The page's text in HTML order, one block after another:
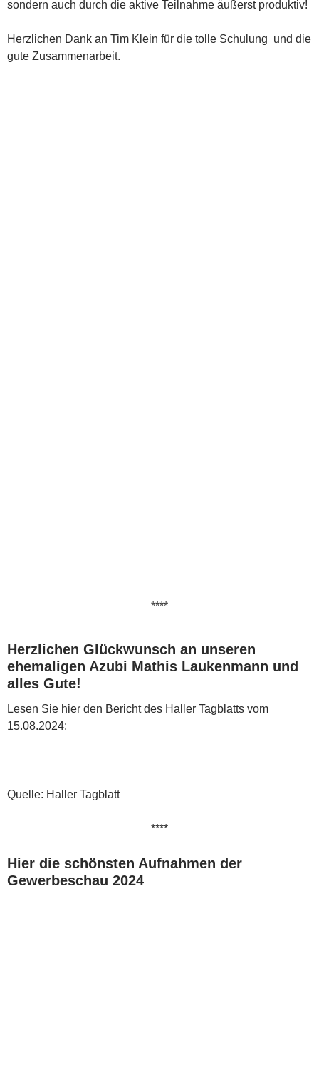
sondern auch durch die aktive Teilnahme äußerst produktiv!
Herzlichen Dank an Tim Klein für die tolle Schulung und die
gute Zusammenarbeit.
****
Herzlichen Glückwunsch an unseren
ehemaligen Azubi Mathis Laukenmann und
alles Gute!
Lesen Sie hier den Bericht des Haller Tagblatts vom
15.08.2024:
Quelle: Haller Tagblatt
****
Hier die schönsten Aufnahmen der
Gewerbeschau 2024